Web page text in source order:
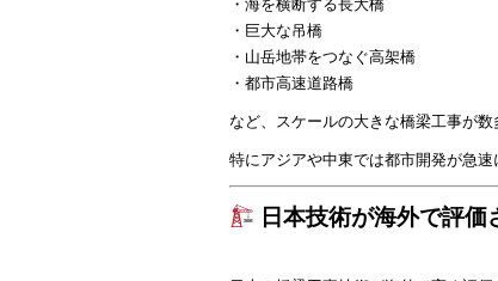
・海を横断する長大橋
・巨大な吊橋
・山岳地帯をつなぐ高架橋
・都市高速道路橋
など、スケールの大きな橋梁工事が
特にアジアや中東では都市開発が急
日本技術が海外で評価